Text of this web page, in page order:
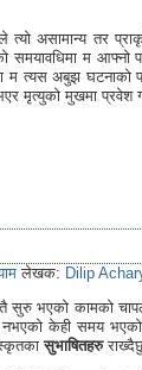
त्यो असामान्य तर
समयावधिमा म
म त्यस अबुझ घटनाको
मृत्युको मुखमा प्रवेश
लेखक: Dilip
सुरु भएको कामको
केही समय भएकोले
सुभाषितहरु